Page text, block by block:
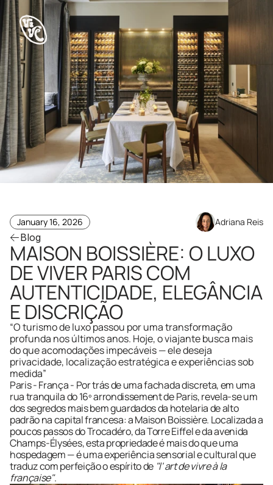
January 16, 2026 Adriana Reis
Blog
MAISON BOISSIÈRE: O LUXO
DE VIVER PARIS COM
AUTENTICIDADE, ELEGÂNCIA
E DISCRIÇÃO
“O turismo de luxo passou por uma transformação
profunda nos últimos anos. Hoje, o viajante busca mais
do que acomodações impecáveis — ele deseja
privacidade, localização estratégica e experiências sob
medida”
Paris - França - Por trás de uma fachada discreta, em uma
rua tranquila do 16º arrondissement de Paris, revela-se um
dos segredos mais bem guardados da hotelaria de alto
padrão na capital francesa: a Maison Boissière. Localizada a
poucos passos do Trocadéro, da Torre Eiffel e da avenida
Champs-Élysées, esta propriedade é mais do que uma
hospedagem — é uma experiência sensorial e cultural que
traduz com perfeição o espírito de "l' art de vivre à la
française".